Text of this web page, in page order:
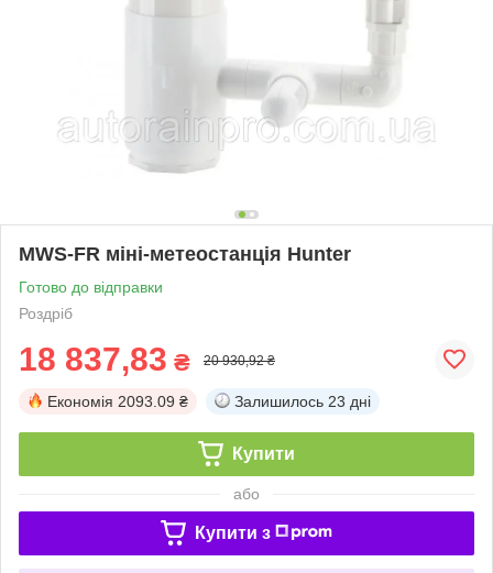
MWS-FR міні-метеостанція Hunter
Готово до відправки
Роздріб
18 837,83 ₴ 20 930,92 ₴
Економія 2093.09 ₴ Залишилось 23 дні
Купити
або
Купити з